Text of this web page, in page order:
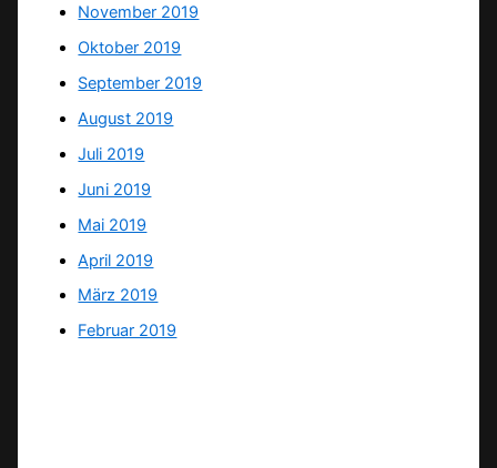
November 2019
Oktober 2019
September 2019
August 2019
Juli 2019
Juni 2019
Mai 2019
April 2019
März 2019
Februar 2019